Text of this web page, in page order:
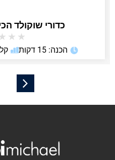
כדורי שוקולד
★
★
★
הכנה: 15 דקות קל